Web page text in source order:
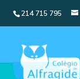
214 715 795